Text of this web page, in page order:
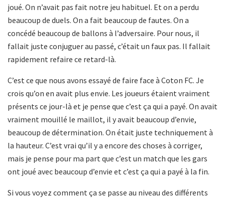
joué. On n’avait pas fait notre jeu habituel. Et on a perdu
beaucoup de duels. On a fait beaucoup de fautes. On a
concédé beaucoup de ballons à l’adversaire. Pour nous, il
fallait juste conjuguer au passé, c’était un faux pas. Il fallait
rapidement refaire ce retard-là.
C’est ce que nous avons essayé de faire face à Coton FC. Je
crois qu’on en avait plus envie. Les joueurs étaient vraiment
présents ce jour-là et je pense que c’est ça qui a payé. On avait
vraiment mouillé le maillot, il y avait beaucoup d’envie,
beaucoup de détermination. On était juste techniquement à
la hauteur. C’est vrai qu’il y a encore des choses à corriger,
mais je pense pour ma part que c’est un match que les gars
ont joué avec beaucoup d’envie et c’est ça qui a payé à la fin.
Si vous voyez comment ça se passe au niveau des différents